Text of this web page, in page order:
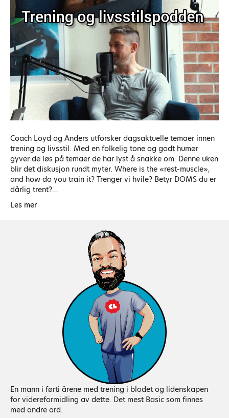
Coach Loyd og Anders utforsker dagsaktuelle temaer innen
trening og livsstil. Med en folkelig tone og godt humør
gyver de løs på temaer de har lyst å snakke om. Denne uken
blir det diskusjon rundt myter. Where is the «rest-muscle»,
and how do you train it? Trenger vi hvile? Betyr DOMS du er
dårlig trent?…
Les mer
En mann i førti årene med trening i blodet og lidenskapen
for videreformidling av dette. Det mest Basic som finnes
med andre ord.